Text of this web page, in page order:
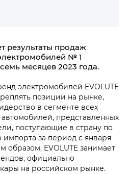
результаты продаж
№ 1
месяцев 2023 года.
электромобилей EVOLUTE
позиции на рынке,
в сегменте всех
представленных
поступающие в страну по
импорта за период с января
образом, EVOLUTE занимает
официально
на российском рынке.